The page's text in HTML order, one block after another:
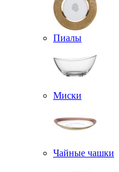
Пиалы
Миски
Чайные чашки